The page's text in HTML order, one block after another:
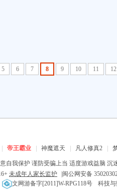
5 6 7 8 9 10 11 12
帝王霸业 神魔遮天 凡人修真2
自我保护 谨防受骗上当 适度游戏益脑 沉
未成年人家长监护 闽公网安备
文网游备字[2011]W-RPG118号 科技与